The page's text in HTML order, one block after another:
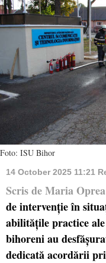
Foto: ISU Bihor
14 October 2025 11:21
Scris de Maria Oprea
de intervenție în
abilitățile practice
bihoreni au
dedicată acordării